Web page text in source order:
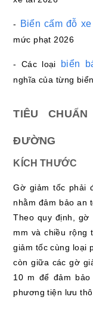
- Biển cấm đỗ xe
mức phạt 2026
- Các loại biển
nghĩa của từng
TIÊU
ĐƯỜNG
KÍCH THƯỚC
Gờ giảm tốc phải
nhằm đảm bảo an
Theo quy định,
mm và chiều rộng
giảm tốc cùng loại
còn giữa các gờ
10 m để đảm
phương tiện lưu